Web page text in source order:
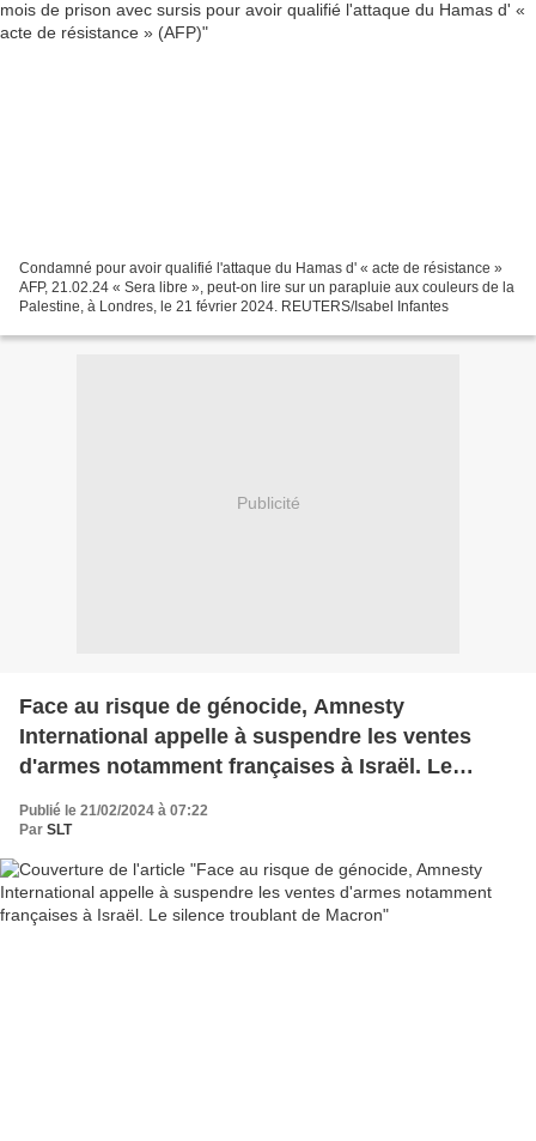
Condamné pour avoir qualifié l'attaque du Hamas d' « acte de résistance »
AFP, 21.02.24 « Sera libre », peut-on lire sur un parapluie aux couleurs de la
Palestine, à Londres, le 21 février 2024. REUTERS/Isabel Infantes
Publicité
Face au risque de génocide, Amnesty
International appelle à suspendre les ventes
d'armes notamment françaises à Israël. Le
Publié le 21/02/2024 à 07:22
Par SLT